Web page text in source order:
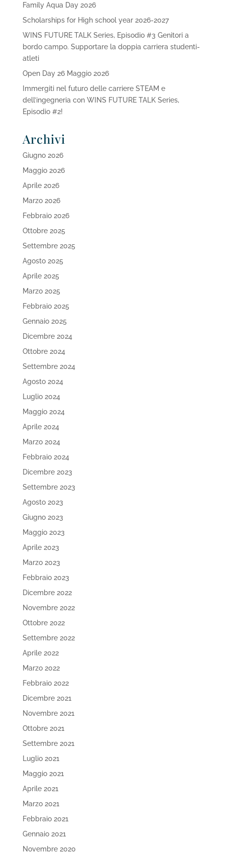
Family Aqua Day 2026
Scholarships for High school year 2026-2027
WINS FUTURE TALK Series, Episodio #3 Genitori a
bordo campo. Supportare la doppia carriera studenti-
atleti
Open Day 26 Maggio 2026
Immergiti nel futuro delle carriere STEAM e
dell’ingegneria con WINS FUTURE TALK Series,
Episodio #2!
Archivi
Giugno 2026
Maggio 2026
Aprile 2026
Marzo 2026
Febbraio 2026
Ottobre 2025
Settembre 2025
Agosto 2025
Aprile 2025
Marzo 2025
Febbraio 2025
Gennaio 2025
Dicembre 2024
Ottobre 2024
Settembre 2024
Agosto 2024
Luglio 2024
Maggio 2024
Aprile 2024
Marzo 2024
Febbraio 2024
Dicembre 2023
Settembre 2023
Agosto 2023
Giugno 2023
Maggio 2023
Aprile 2023
Marzo 2023
Febbraio 2023
Dicembre 2022
Novembre 2022
Ottobre 2022
Settembre 2022
Aprile 2022
Marzo 2022
Febbraio 2022
Dicembre 2021
Novembre 2021
Ottobre 2021
Settembre 2021
Luglio 2021
Maggio 2021
Aprile 2021
Marzo 2021
Febbraio 2021
Gennaio 2021
Novembre 2020